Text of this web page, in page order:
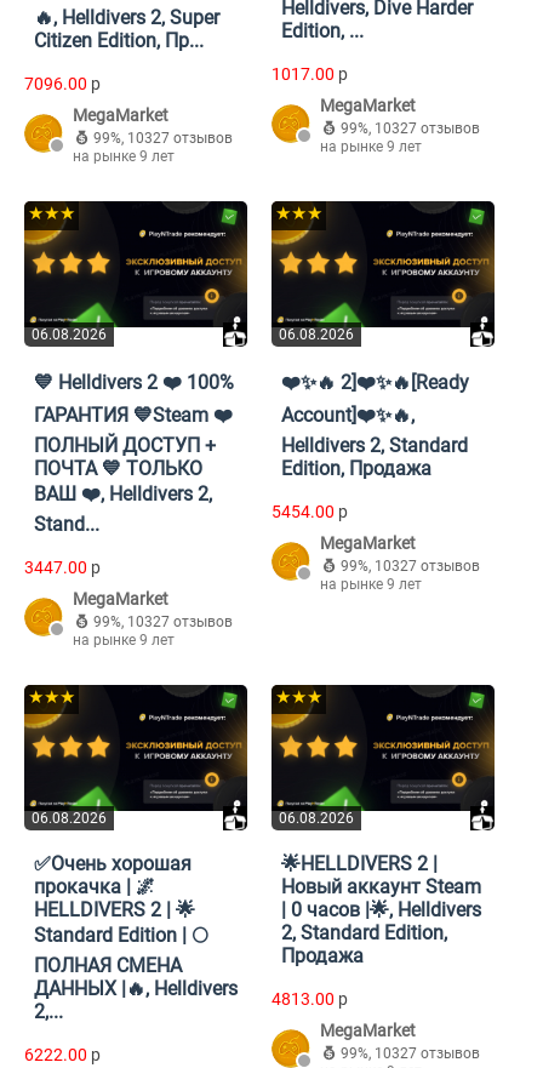
🔥, Helldivers 2, Super
Citizen Edition, Пр...
7096.00 p
MegaMarket
99%, 10327 отзывов
на рынке 9 лет
Helldivers, Dive Harder
Edition, ...
1017.00 p
MegaMarket
99%, 10327 отзывов
на рынке 9 лет
06.08.2026
★★★
💙 Helldivers 2 ❤️ 100%
ГАРАНТИЯ 💙Steam ❤️
ПОЛНЫЙ ДОСТУП +
ПОЧТА 💙 ТОЛЬКО
ВАШ ❤️, Helldivers 2,
Stand...
3447.00 p
MegaMarket
99%, 10327 отзывов
на рынке 9 лет
06.08.2026
★★★
❤️✨🔥 2]❤️✨🔥[Ready
Account]❤️✨🔥,
Helldivers 2, Standard
Edition, Продажа
5454.00 p
MegaMarket
99%, 10327 отзывов
на рынке 9 лет
06.08.2026
★★★
✅Очень хорошая
прокачка | 🌌
HELLDIVERS 2 | 🌟
Standard Edition | 🌕
ПОЛНАЯ СМЕНА
ДАННЫХ |🔥, Helldivers
2,...
6222.00 p
06.08.2026
★★★
🌟HELLDIVERS 2 |
Новый аккаунт Steam
| 0 часов |🌟, Helldivers
2, Standard Edition,
Продажа
4813.00 p
MegaMarket
99%, 10327 отзывов